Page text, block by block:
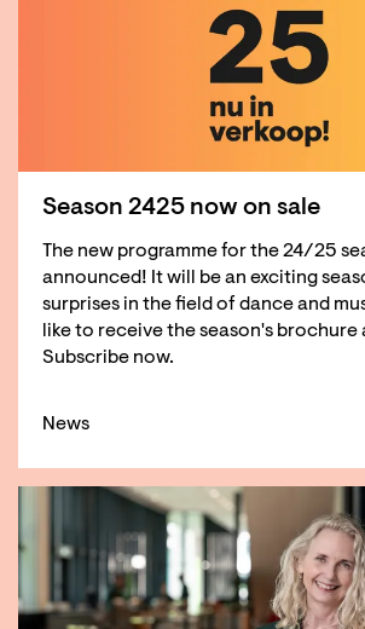
Season 2425 now on sale
The new programme for the 24/25
announced! It will be an exciting
surprises in the field of dance and
like to receive the season's brochure
Subscribe now.
News